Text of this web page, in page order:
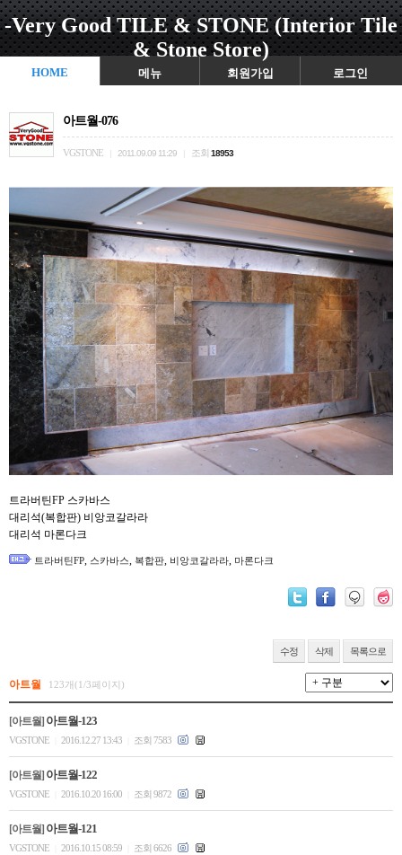
-Very Good TILE & STONE (Interior Tile
& Stone Store)
HOME 메뉴 회원가입 로그인
아트월-076
VGSTONE 2011.09.09 11:29 조회 18953
트라버틴FP 스카바스
대리석(복합판) 비앙코갈라라
대리석 마론다크
트라버틴FP, 스카바스, 복합판, 비앙코갈라라, 마론다크
수정 삭제 목록으로
아트월 123개(1/3페이지)
[아트월] 아트월-123
VGSTONE 2016.12.27 13:43 조회 7583
[아트월] 아트월-122
VGSTONE 2016.10.20 16:00 조회 9872
[아트월] 아트월-121
VGSTONE 2016.10.15 08:59 조회 6626